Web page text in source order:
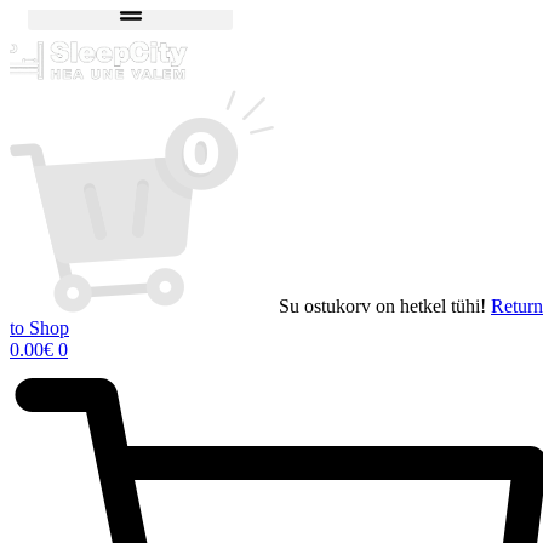
sisu
juurde
Su ostukorv on hetkel tühi! Return
to Shop
0.00€ 0